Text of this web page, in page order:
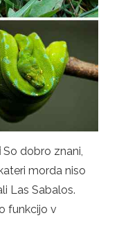
So dobro znani,
morda niso
Las Sabalos.
funkcijo v